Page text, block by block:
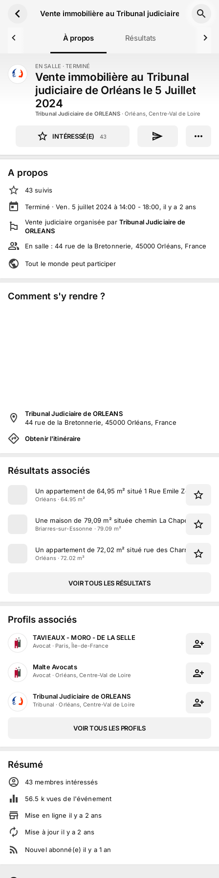
Vente immobilière au Tribunal judiciaire de
À propos Résultats
TERMINÉ EN SALLE · TERMINÉ
Vente immobilière au Tribunal
judiciaire de Orléans le 5 Juillet
2024
Tribunal Judiciaire de ORLEANS·Orléans, Centre-Val de Loire
INTÉRESSÉ(E) 43
A propos
43 suivis
Terminé ·Ven. 5 juillet 2024 à 14:00 - 18:00, il y a 2 ans
Vente judiciaire organisée par Tribunal Judiciaire de
ORLEANS
En salle :44 rue de la Bretonnerie, 45000 Orléans, France
Tout le monde peut participer
Comment s'y rendre ?
Tribunal Judiciaire de ORLEANS
44 rue de la Bretonnerie, 45000 Orléans, France
Obtenir l'itinéraire
Résultats associés
Un appartement de 64,95 m² situé 1 Rue Emile Zola à
Orléans · 64.95 m²
Une maison de 79,09 m² située chemin La Chapelle à
Briarres-sur-Essonne · 79.09 m²
Un appartement de 72,02 m² situé rue des Charretiers à
Orléans · 72.02 m²
VOIR TOUS LES RÉSULTATS
Profils associés
TAVIEAUX - MORO - DE LA SELLE
Avocat· Paris, Île-de-France
Malte Avocats
Avocat·Orléans, Centre-Val de Loire
Tribunal Judiciaire de ORLEANS
Tribunal ·Orléans, Centre-Val de Loire
VOIR TOUS LES PROFILS
Résumé
43 membres intéressés
56.5 kvues de l'événement
Mise en ligne il y a 2 ans
Mise à jour il y a 2 ans
Nouvel abonné(e) il y a 1 an